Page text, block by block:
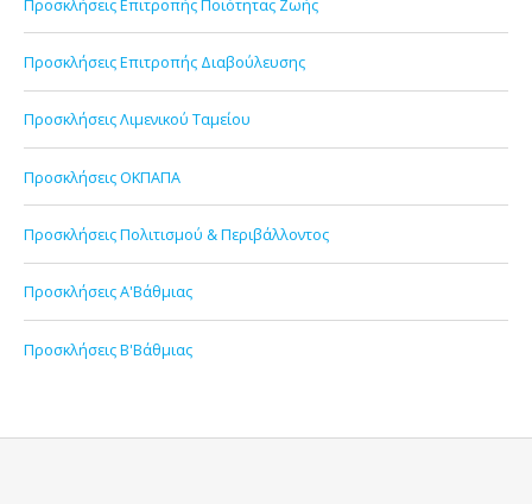
Προσκλήσεις Επιτροπής Ποιότητας Ζωής
Προσκλήσεις Επιτροπής Διαβούλευσης
Προσκλήσεις Λιμενικού Ταμείου
Προσκλήσεις ΟΚΠΑΠΑ
Προσκλήσεις Πολιτισμού & Περιβάλλοντος
Προσκλήσεις Α'Βάθμιας
Προσκλήσεις Β'Βάθμιας